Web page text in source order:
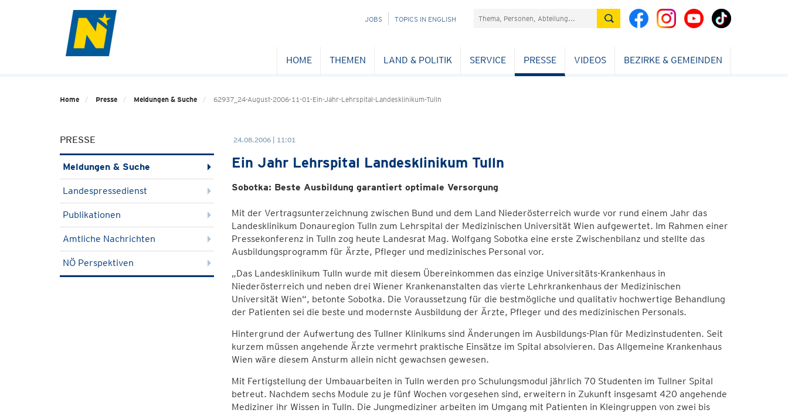
NAVIGATION
JOBS TOPICS IN ENGLISH Suchefeld
HOME THEMEN LAND & POLITIK SERVICE PRESSE VIDEOS BEZIRKE & GEMEINDEN
Home Presse Meldungen & Suche 62937_24-August-2006-11-01-Ein-Jahr-Lehrspital-Landesklinikum-Tulln
PRESSE
Meldungen & Suche
Landespressedienst
Publikationen
Amtliche Nachrichten
NÖ Perspektiven
24.08.2006 | 11:01
Ein Jahr Lehrspital Landesklinikum Tulln
Sobotka: Beste Ausbildung garantiert optimale Versorgung
Mit der Vertragsunterzeichnung zwischen Bund und dem Land Niederösterreich wurde vor rund einem Jahr das
Landesklinikum Donauregion Tulln zum Lehrspital der Medizinischen Universität Wien aufgewertet. Im Rahmen einer
Pressekonferenz in Tulln zog heute Landesrat Mag. Wolfgang Sobotka eine erste Zwischenbilanz und stellte das
Ausbildungsprogramm für Ärzte, Pfleger und medizinisches Personal vor.
„Das Landesklinikum Tulln wurde mit diesem Übereinkommen das einzige Universitäts-Krankenhaus in
Niederösterreich und neben drei Wiener Krankenanstalten das vierte Lehrkrankenhaus der Medizinischen
Universität Wien“, betonte Sobotka. Die Voraussetzung für die bestmögliche und qualitativ hochwertige Behandlung
der Patienten sei die beste und modernste Ausbildung der Ärzte, Pfleger und des medizinischen Personals.
Hintergrund der Aufwertung des Tullner Klinikums sind Änderungen im Ausbildungs-Plan für Medizinstudenten. Seit
kurzem müssen angehende Ärzte vermehrt praktische Einsätze im Spital absolvieren. Das Allgemeine Krankenhaus
Wien wäre diesem Ansturm allein nicht gewachsen gewesen.
Mit Fertigstellung der Umbauarbeiten in Tulln werden pro Schulungsmodul jährlich 70 Studenten im Tullner Spital
betreut. Nachdem sechs Module zu je fünf Wochen vorgesehen sind, erweitern in Zukunft insgesamt 420 angehende
Mediziner ihr Wissen in Tulln. Die Jungmediziner arbeiten im Umgang mit Patienten in Kleingruppen von zwei bis